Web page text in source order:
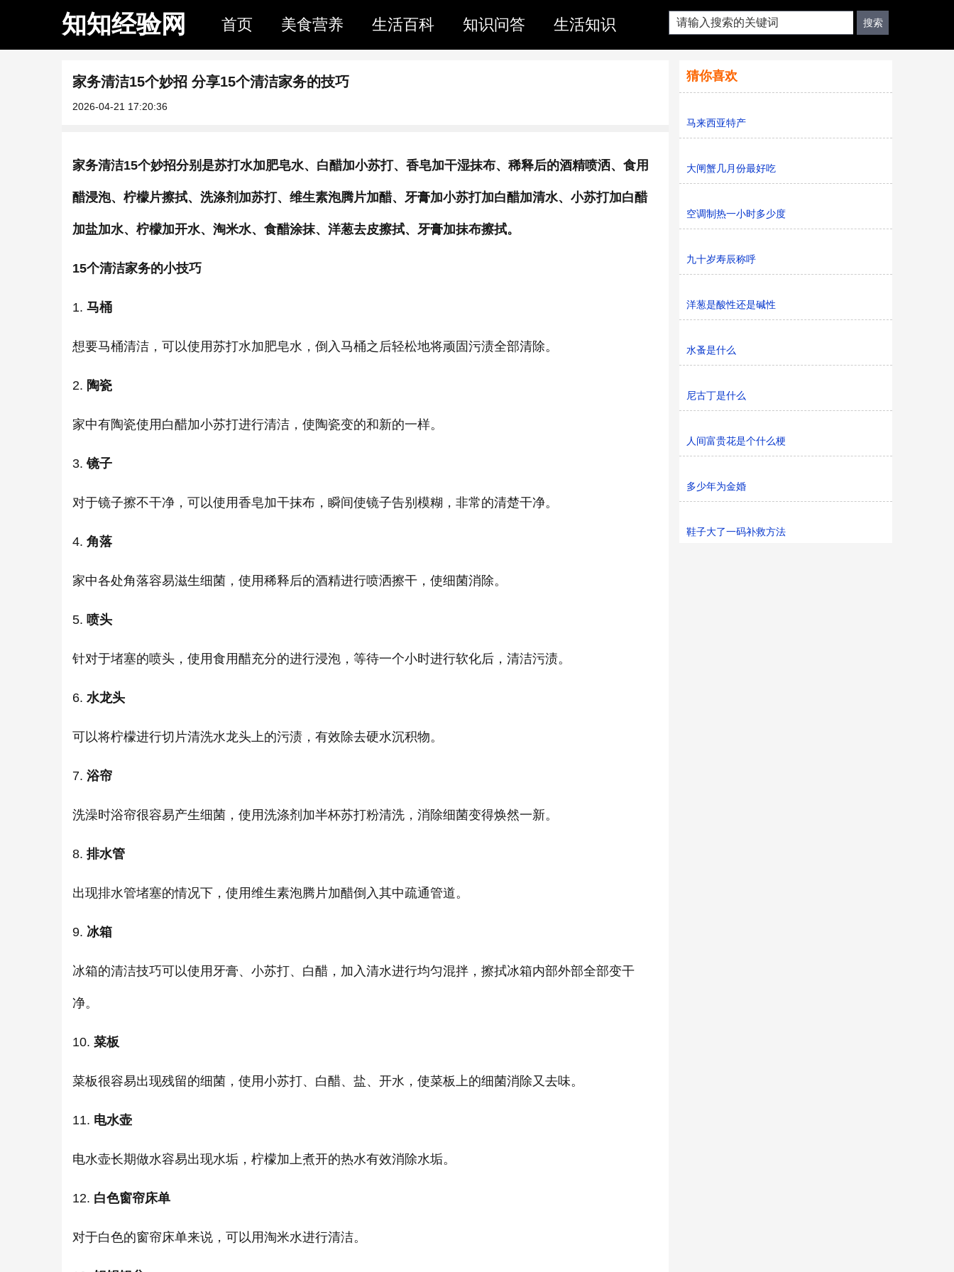
知知经验网 首页 美食营养 生活百科 知识问答 生活知识
家务清洁15个妙招 分享15个清洁家务的技巧
2026-04-21 17:20:36
家务清洁15个妙招分别是苏打水加肥皂水、白醋加小苏打、香皂加干湿抹布、稀释后的酒精喷洒、食用
醋浸泡、柠檬片擦拭、洗涤剂加苏打、维生素泡腾片加醋、牙膏加小苏打加白醋加清水、小苏打加白醋
加盐加水、柠檬加开水、淘米水、食醋涂抹、洋葱去皮擦拭、牙膏加抹布擦拭。
15个清洁家务的小技巧
1. 马桶
想要马桶清洁，可以使用苏打水加肥皂水，倒入马桶之后轻松地将顽固污渍全部清除。
2. 陶瓷
家中有陶瓷使用白醋加小苏打进行清洁，使陶瓷变的和新的一样。
3.镜子
对于镜子擦不干净，可以使用香皂加干抹布，瞬间使镜子告别模糊，非常的清楚干净。
4. 角落
家中各处角落容易滋生细菌，使用稀释后的酒精进行喷洒擦干，使细菌消除。
5. 喷头
针对于堵塞的喷头，使用食用醋充分的进行浸泡，等待一个小时进行软化后，清洁污渍。
6. 水龙头
可以将柠檬进行切片清洗水龙头上的污渍，有效除去硬水沉积物。
7. 浴帘
洗澡时浴帘很容易产生细菌，使用洗涤剂加半杯苏打粉清洗，消除细菌变得焕然一新。
8. 排水管
出现排水管堵塞的情况下，使用维生素泡腾片加醋倒入其中疏通管道。
9. 冰箱
冰箱的清洁技巧可以使用牙膏、小苏打、白醋，加入清水进行均匀混拌，擦拭冰箱内部外部全部变干
净。
10. 菜板
菜板很容易出现残留的细菌，使用小苏打、白醋、盐、开水，使菜板上的细菌消除又去味。
11. 电水壶
电水壶长期做水容易出现水垢，柠檬加上煮开的热水有效消除水垢。
12. 白色窗帘床单
对于白色的窗帘床单来说，可以用淘米水进行清洁。
猜你喜欢
马来西亚特产
大闸蟹几月份最好吃
空调制热一小时多少度
九十岁寿辰称呼
洋葱是酸性还是碱性
水蚤是什么
尼古丁是什么
人间富贵花是个什么梗
多少年为金婚
鞋子大了一码补救方法